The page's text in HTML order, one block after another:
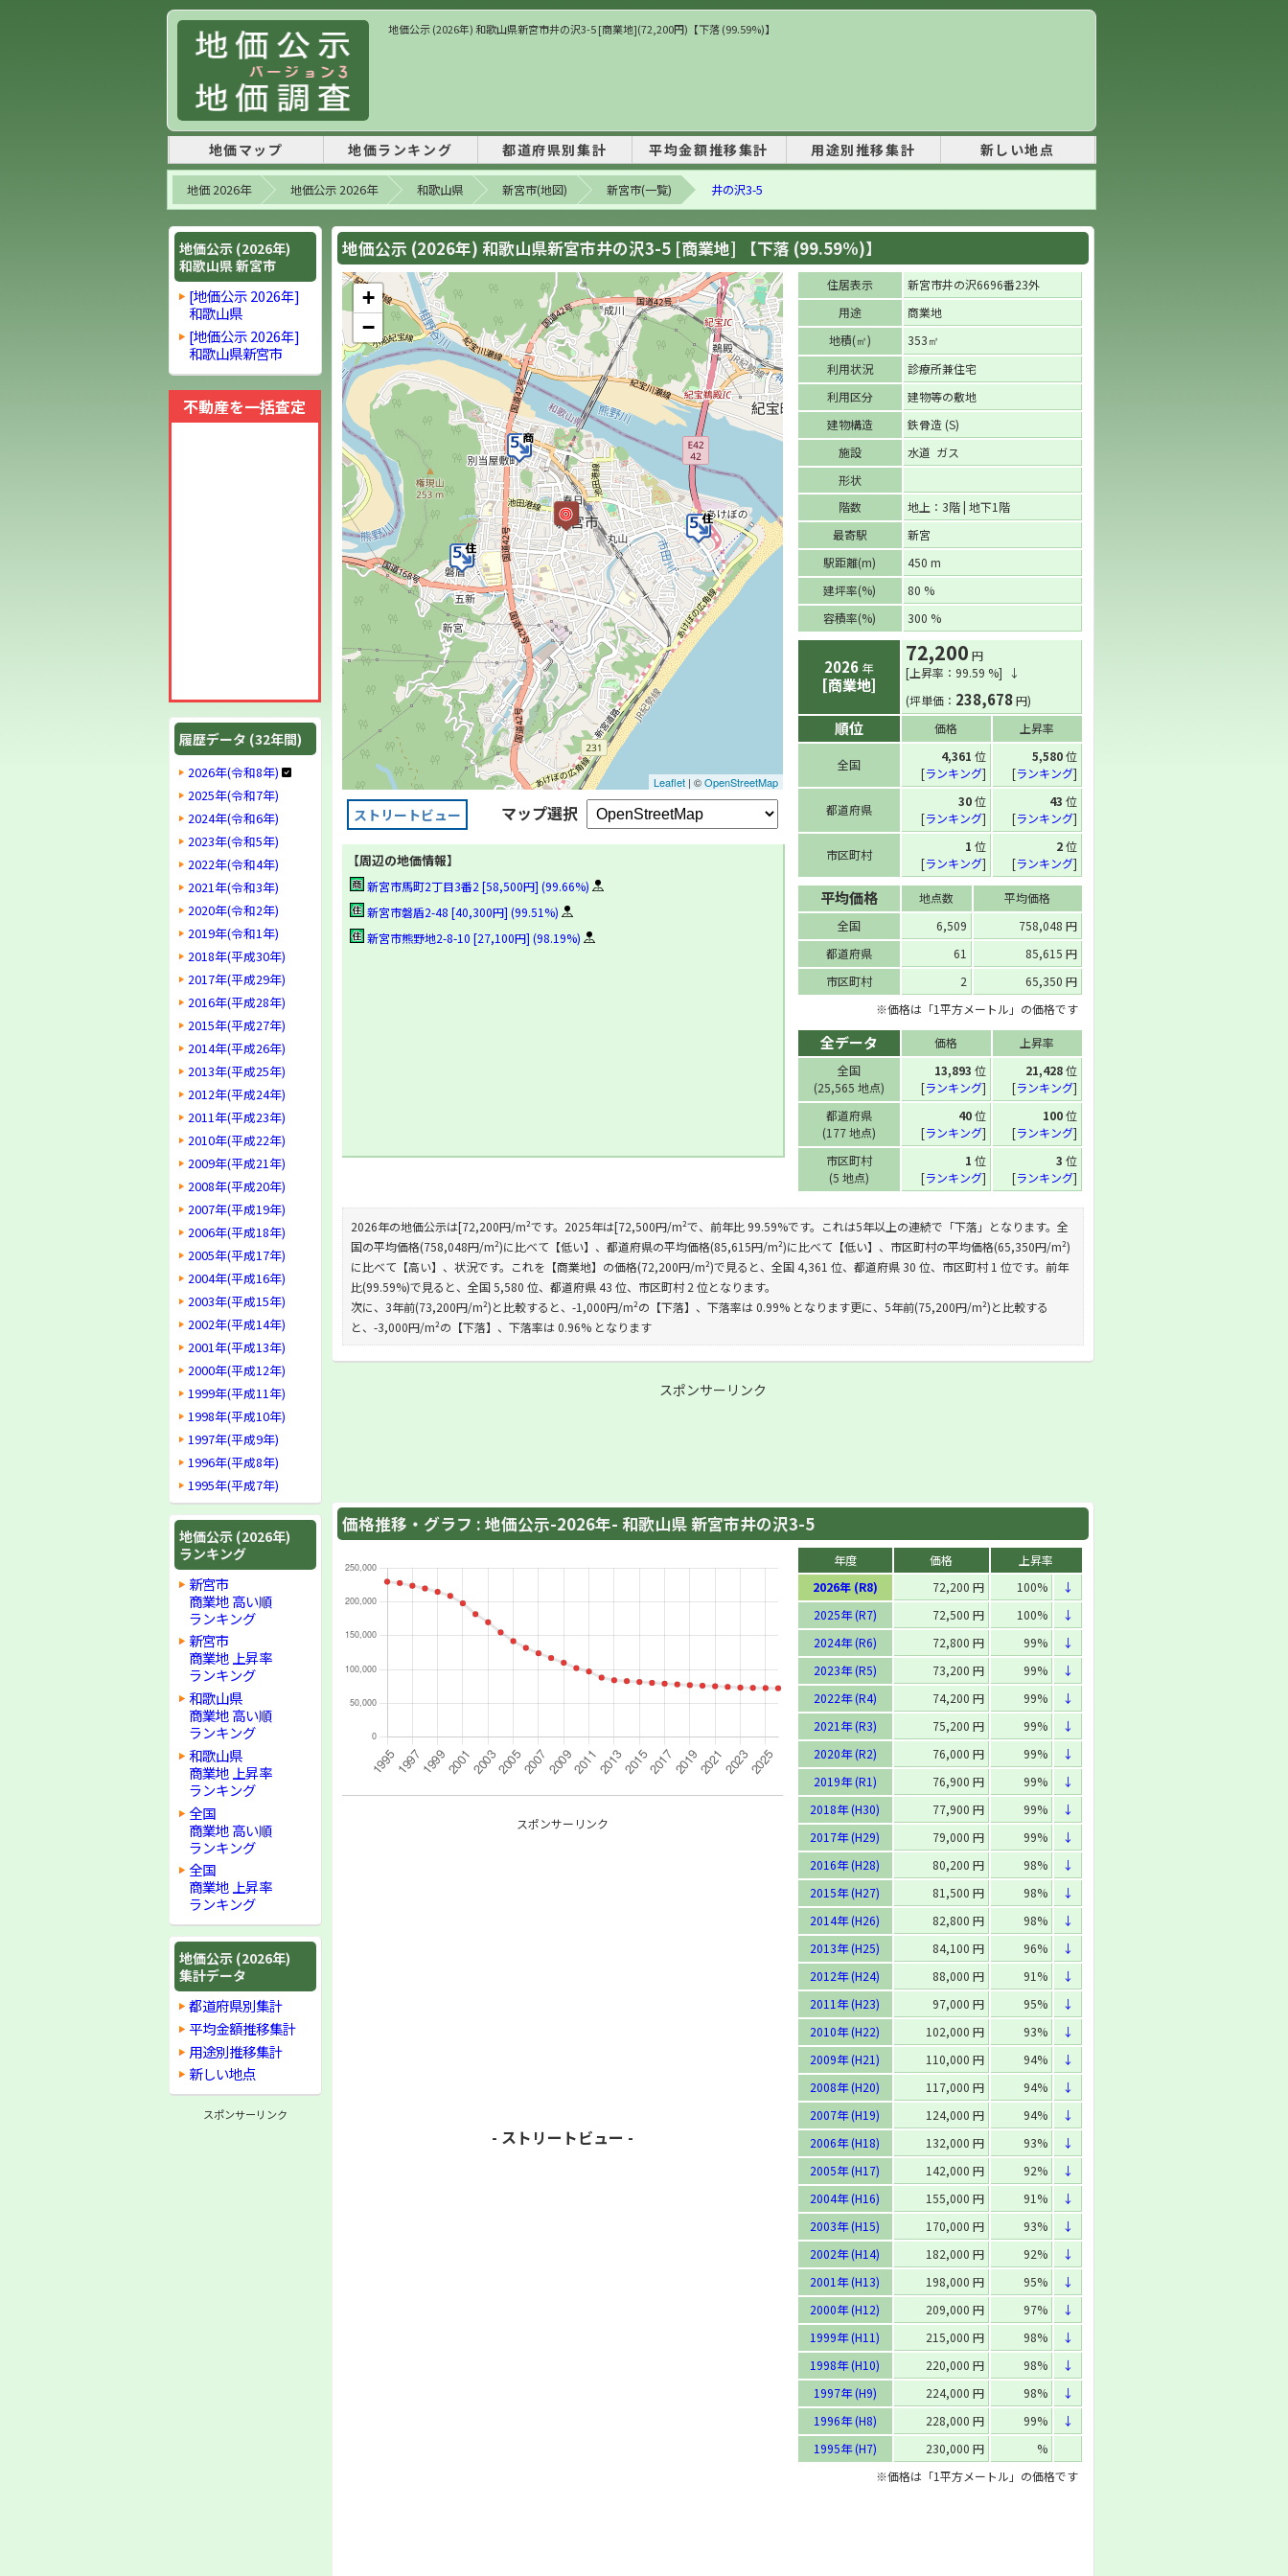
地価公示 (2026年) 和歌山県新宮市井の沢3-5 [商業地](72,200円)【下落 (99.59%)】
地価マップ 地価ランキング 都道府県別集計 平均金額推移集計 用途別推移集計 新しい地点
地価 2026年 地価公示 2026年 和歌山県 新宮市(地図) 新宮市(一覧) 井の沢3-5
地価公示 (2026年) 和歌山県新宮市井の沢3-5 [商業地] 【下落 (99.59%)】
+
−
Leaflet| ©OpenStreetMap
ストリートビュー マップ選択
【周辺の地価情報】
新宮市馬町2丁目3番2 [58,500円] (99.66%)
新宮市磐盾2-48 [40,300円] (99.51%)
新宮市熊野地2-8-10 [27,100円] (98.19%)
住居表示
新宮市井の沢6696番23外
用途
商業地
地積(㎡) 353 ㎡
利用状況
診療所兼住宅
利用区分
建物等の敷地
建物構造
鉄骨造 (S)
施設
水道 ガス
形状
階数
地上：3階 | 地下1階
最寄駅
新宮
駅距離(m)
450 m
建坪率(%)
80 %
容積率(%)
300 %
2026 年
[商業地]
72,200 円
[上昇率：99.59 %] ↓
(坪単価： 238,678円)
順位 価格 上昇率
全国
4,361 位
[ランキング]
5,580位
[ランキング]
都道府県
30位
[ランキング]
43 位
[ランキング]
市区町村
1 位
[ランキング]
2位
[ランキング]
平均価格 地点数
平均価格
全国
6,509
758,048 円
都道府県
61
85,615 円
市区町村
2
65,350 円
※価格は「1平方メートル」の価格です
全データ 価格
上昇率
全国
(25,565 地点)
13,893 位
[ランキング]
21,428位
[ランキング]
都道府県
(177 地点)
40位
[ランキング]
100位
[ランキング]
市区町村
(5 地点)
1 位
[ランキング]
3 位
[ランキング]
2026年の地価公示は[72,200円/m²です。2025年は[72,500円/m²で、前年比 99.59%です。これは5年以上の連続で「下落」となります。全
国の平均価格(758,048円/m²)に比べて【低い】、都道府県の平均価格(85,615円/m²)に比べて【低い】、市区町村の平均価格(65,350円/m²)
に比べて【高い】、状況です。これを【商業地】の価格(72,200円/m²)で見ると、全国 4,361 位、都道府県 30 位、市区町村 1 位です。前年
比(99.59%)で見ると、全国 5,580 位、都道府県 43 位、市区町村 2 位となります。
次に、3年前(73,200円/m²)と比較すると、-1,000円/m²の【下落】、下落率は 0.99% となります更に、5年前(75,200円/m²)と比較する
と、-3,000円/m²の【下落】、下落率は 0.96% となります
スポンサーリンク
価格推移・グラフ : 地価公示-2026年- 和歌山県 新宮市井の沢3-5
スポンサーリンク
- ストリートビュー -
年度 価格
上昇率
2026年 (R8)
72,200 円 100%
↓
2025年 (R7)
72,500 円 100%
↓
2024年 (R6)
72,800 円 99%
↓
2023年 (R5)
73,200 円 99%
↓
2022年 (R4)
74,200 円 99%
↓
2021年 (R3)
75,200 円 99%
↓
2020年 (R2)
76,000 円 99%
↓
2019年 (R1)
76,900 円 99%
↓
2018年 (H30)
77,900 円 99%
↓
2017年 (H29)
79,000 円 99%
↓
2016年 (H28)
80,200 円 98%
↓
2015年 (H27)
81,500 円 98%
↓
2014年 (H26)
82,800 円 98%
↓
2013年 (H25)
84,100 円 96%
↓
2012年 (H24)
88,000 円 91%
↓
2011年 (H23)
97,000 円 95%
↓
2010年 (H22)
102,000 円 93%
↓
2009年 (H21)
110,000 円 94%
↓
2008年 (H20)
117,000 円 94%
↓
2007年 (H19)
124,000 円 94%
↓
2006年 (H18)
132,000 円 93%
↓
2005年 (H17)
142,000 円 92%
↓
2004年 (H16)
155,000 円 91%
↓
2003年 (H15)
170,000 円 93%
↓
2002年 (H14)
182,000 円 92%
↓
2001年 (H13)
198,000 円 95%
↓
2000年 (H12)
209,000 円 97%
↓
1999年 (H11)
215,000 円 98%
↓
1998年 (H10)
220,000 円 98%
↓
1997年 (H9)
224,000 円 98%
↓
1996年 (H8)
228,000 円 99%
↓
1995年 (H7)
230,000 円
%
※価格は「1平方メートル」の価格です
地価公示 (2026年)
和歌山県 新宮市
[地価公示 2026年]
和歌山県
[地価公示 2026年]
和歌山県新宮市
不動産を一括査定
履歴データ (32年間)
2026年(令和8年)
2025年(令和7年)
2024年(令和6年)
2023年(令和5年)
2022年(令和4年)
2021年(令和3年)
2020年(令和2年)
2019年(令和1年)
2018年(平成30年)
2017年(平成29年)
2016年(平成28年)
2015年(平成27年)
2014年(平成26年)
2013年(平成25年)
2012年(平成24年)
2011年(平成23年)
2010年(平成22年)
2009年(平成21年)
2008年(平成20年)
2007年(平成19年)
2006年(平成18年)
2005年(平成17年)
2004年(平成16年)
2003年(平成15年)
2002年(平成14年)
2001年(平成13年)
2000年(平成12年)
1999年(平成11年)
1998年(平成10年)
1997年(平成9年)
1996年(平成8年)
1995年(平成7年)
地価公示 (2026年)
ランキング
新宮市
商業地 高い順
ランキング
新宮市
商業地 上昇率
ランキング
和歌山県
商業地 高い順
ランキング
和歌山県
商業地 上昇率
ランキング
全国
商業地 高い順
ランキング
全国
商業地 上昇率
ランキング
地価公示 (2026年)
集計データ
都道府県別集計
平均金額推移集計
用途別推移集計
新しい地点
スポンサーリンク